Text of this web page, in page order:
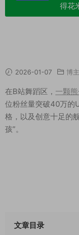
得花
2026-01-07 博
在B站舞蹈区， 一颗
位粉丝量突破40万的
格，以及创意十足的
孩”。
文章目录